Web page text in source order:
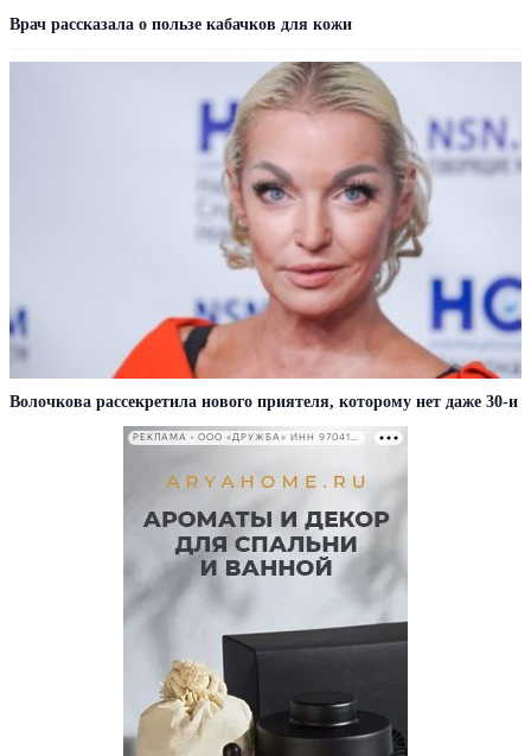
Врач рассказала о пользе кабачков для кожи
Волочкова рассекретила нового приятеля, которому нет даже 30-и
РЕКЛАМА • ООО «ДРУЖБА» ИНН 9704146411